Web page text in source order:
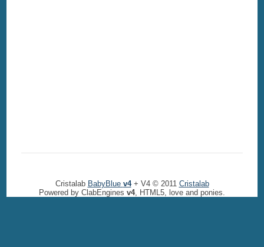
Cristalab BabyBlue v4+ V4 © 2011 Cristalab
Powered by ClabEngines v4, HTML5, love and ponies.